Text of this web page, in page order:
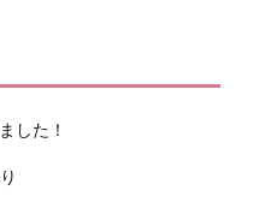
した！